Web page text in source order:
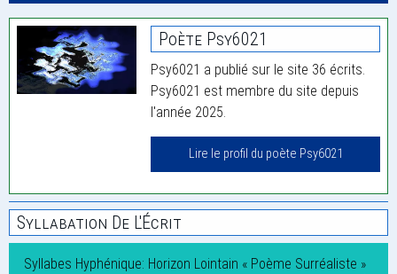
Poète Psy6021
Psy6021 a publié sur le site 36 écrits.
Psy6021 est membre du site depuis
l'année 2025.
Lire le profil du poète Psy6021
Syllabation De L'Écrit
Syllabes Hyphénique: Horizon Lointain « Poème Surréaliste »